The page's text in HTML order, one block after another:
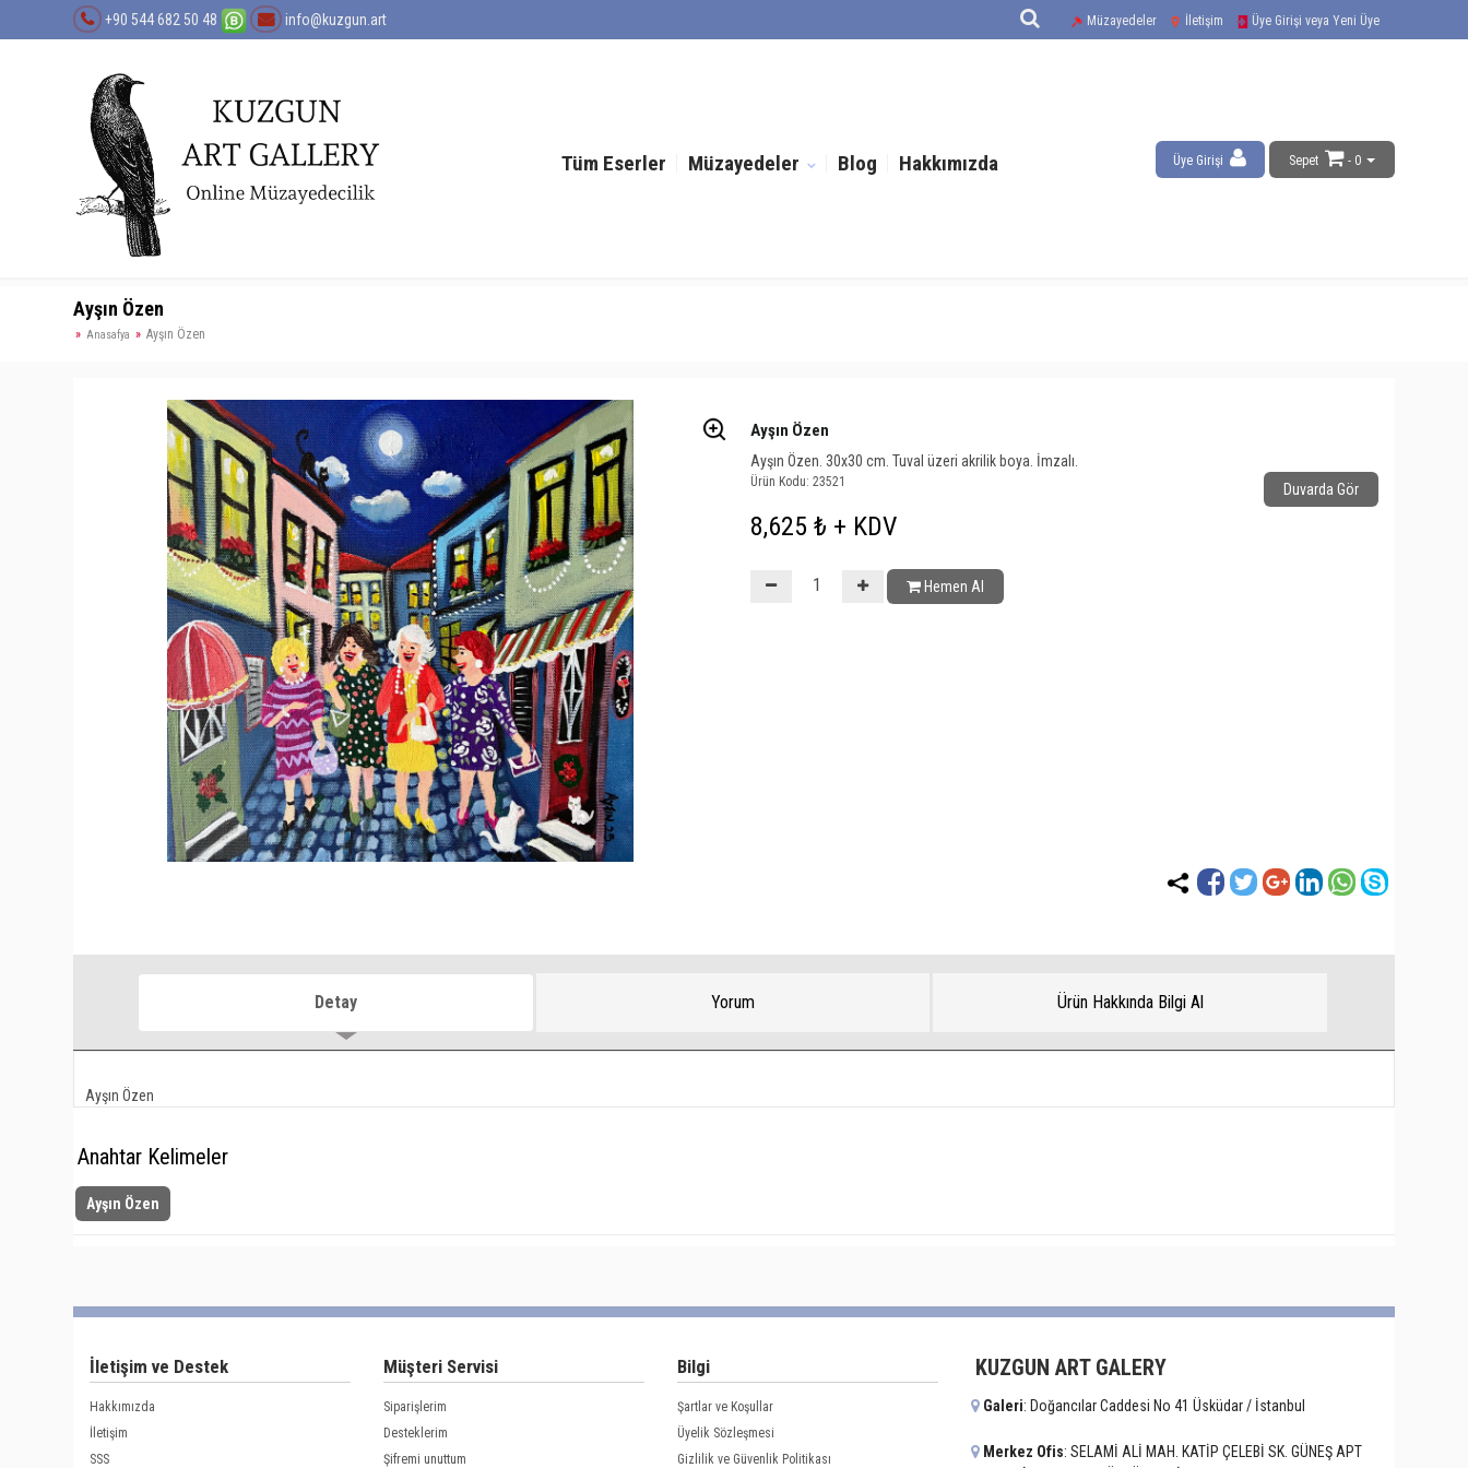
+90 544 682 50 48 info@kuzgun.art Müzayedeler İletişim Üye Girişi veya Yeni Üye
Sepet - 0
Üye Girişi
Tüm Eserler Müzayedeler Blog Hakkımızda
Ayşın Özen
Anasafya Ayşın Özen
Ayşın Özen
Ayşın Özen. 30x30 cm. Tuval üzeri akrilik boya. İmzalı.
Duvarda Gör
Ürün Kodu: 23521
8,625 ₺ + KDV
Hemen Al
Detay Yorum Ürün Hakkında Bilgi Al
Ayşın Özen
Anahtar Kelimeler
Ayşın Özen
İletişim ve Destek
Hakkımızda
İletişim
SSS
Müşteri Servisi
Siparişlerim
Desteklerim
Şifremi unuttum
Bilgi
Şartlar ve Koşullar
Üyelik Sözleşmesi
Gizlilik ve Güvenlik Politikası
KUZGUN ART GALERY
Galeri: Doğancılar Caddesi No 41 Üsküdar / İstanbul
Merkez Ofis: SELAMİ ALİ MAH. KATİP ÇELEBİ SK. GÜNEŞ APT